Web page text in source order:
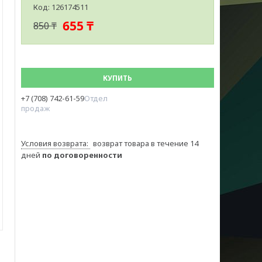
Код: 126174511
850 ₸ 655 ₸
КУПИТЬ
+7 (708) 742-61-59Отдел
продаж
возврат товара в течение 14
дней по договоренности